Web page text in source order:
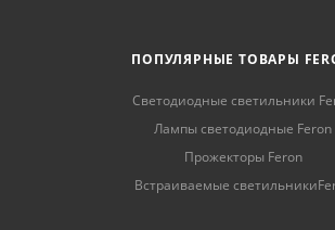
ПОПУЛЯРНЫЕ ТОВАРЫ
Светодиодные светильники
Лампы светодиодные Feron
Прожекторы Feron
Встраиваемые